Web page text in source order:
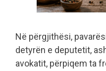
Në përgjithësi,
detyrën e deputetit,
avokatit, përpiqem ta